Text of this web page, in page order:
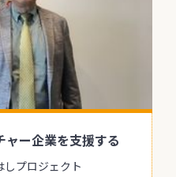
ー企業を支援する
プロジェクト